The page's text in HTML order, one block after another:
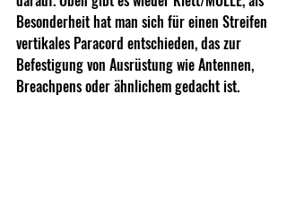
Besonderheit hat man sich für einen Streifen
vertikales Paracord entschieden, das zur
Befestigung von Ausrüstung wie Antennen,
Breachpens oder ähnlichem gedacht ist.